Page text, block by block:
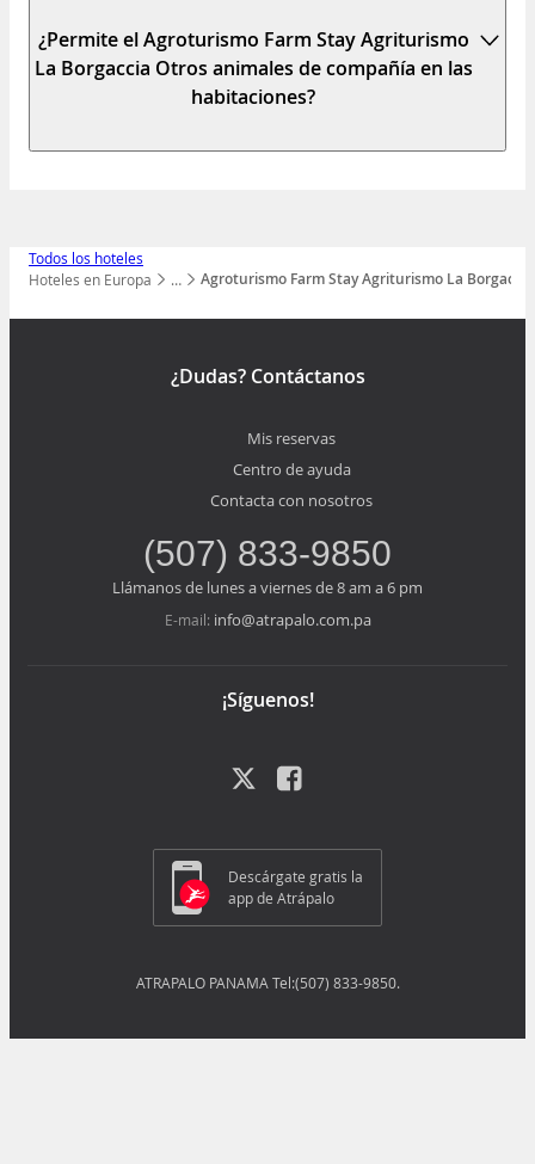
Todos los hoteles
…
Mostrar todos los niveles
Hoteles en Europa Agroturismo Farm Stay Agriturismo La Borgaccia
¿Permite el Agroturismo Farm Stay Agriturismo
La Borgaccia Otros animales de compañía en las
habitaciones?
¿Dudas? Contáctanos
Mis reservas
Centro de ayuda
Contacta con nosotros
(507) 833-9850
Llámanos de lunes a viernes de 8 am a 6 pm
E-mail: info@atrapalo.com.pa
¡Síguenos!
Descárgate gratis la
app de Atrápalo
ATRAPALO PANAMA Tel:(507) 833-9850.